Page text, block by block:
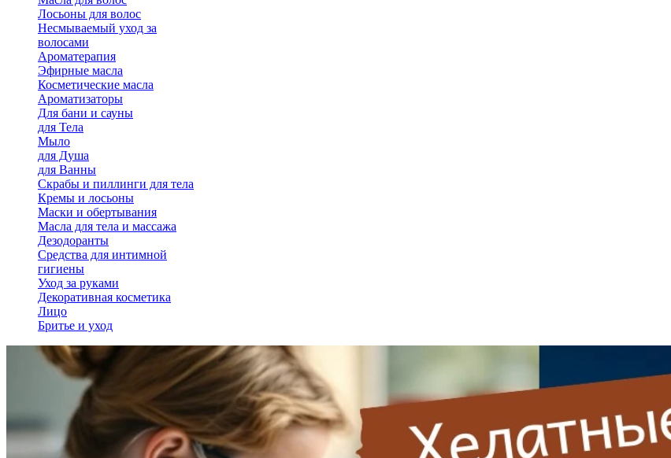
Лосьоны для волос
Несмываемый уход за
волосами
Ароматерапия
Эфирные масла
Косметические масла
Ароматизаторы
Для бани и сауны
для Тела
Мыло
для Душа
для Ванны
Скрабы и пиллинги для тела
Кремы и лосьоны
Маски и обертывания
Масла для тела и массажа
Дезодоранты
Средства для интимной
гигиены
Уход за руками
Декоративная косметика
Лицо
Бритье и уход